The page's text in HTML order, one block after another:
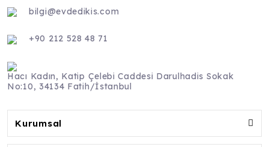
bilgi@evdedikis.com
+90 212 528 48 71
Hacı Kadın, Katip Çelebi Caddesi Darulhadis Sokak
No:10, 34134 Fatih/İstanbul
Kurumsal